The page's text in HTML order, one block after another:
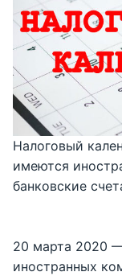
Налоговый
имеются
банковские
20 марта 2020
иностранных